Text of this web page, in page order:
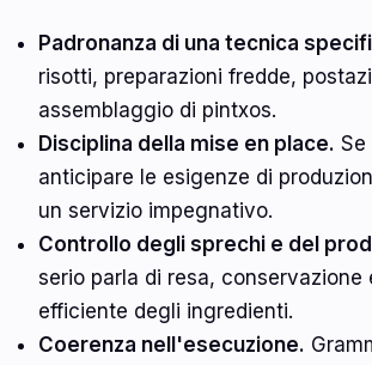
Padronanza di una tecnica
risotti, preparazioni fredde,
assemblaggio di pintxos.
Disciplina della mise en place. Se
anticipare le esigenze di
un servizio impegnativo.
Controllo degli sprechi e del
serio parla di resa, conservazione
efficiente degli ingredienti.
Coerenza nell'esecuzione.